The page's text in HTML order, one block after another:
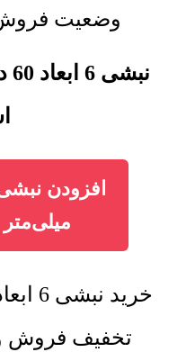
وضعیت فروش
تخفیف فروش